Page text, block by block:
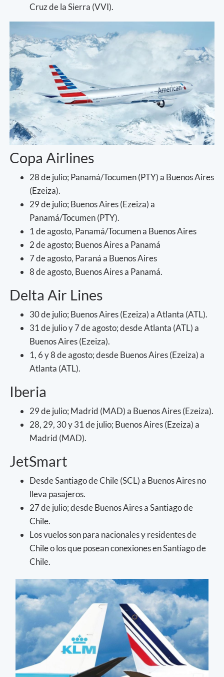
Cruz de la Sierra (VVI).
Copa Airlines
28 de julio; Panamá/Tocumen (PTY) a Buenos Aires
(Ezeiza).
29 de julio; Buenos Aires (Ezeiza) a
Panamá/Tocumen (PTY).
1 de agosto, Panamá/Tocumen a Buenos Aires
2 de agosto; Buenos Aires a Panamá
7 de agosto, Paraná a Buenos Aires
8 de agosto, Buenos Aires a Panamá.
Delta Air Lines
30 de julio; Buenos Aires (Ezeiza) a Atlanta (ATL).
31 de julio y 7 de agosto; desde Atlanta (ATL) a
Buenos Aires (Ezeiza).
1, 6 y 8 de agosto; desde Buenos Aires (Ezeiza) a
Atlanta (ATL).
Iberia
29 de julio; Madrid (MAD) a Buenos Aires (Ezeiza).
28, 29, 30 y 31 de julio; Buenos Aires (Ezeiza) a
Madrid (MAD).
JetSmart
Desde Santiago de Chile (SCL) a Buenos Aires no
lleva pasajeros.
27 de julio; desde Buenos Aires a Santiago de
Chile.
Los vuelos son para nacionales y residentes de
Chile o los que posean conexiones en Santiago de
Chile.